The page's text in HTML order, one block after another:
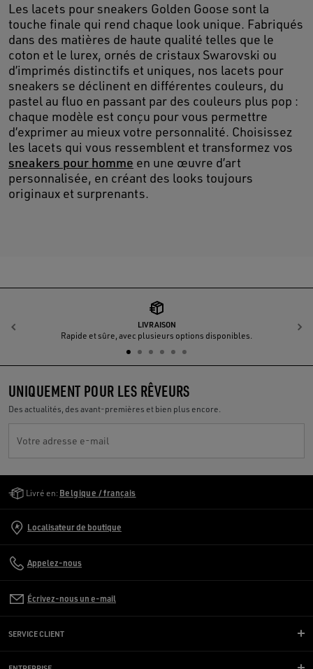
Les lacets pour sneakers Golden Goose sont la
touche finale qui rend chaque look unique. Fabriqués
dans des matières de haute qualité telles que le
coton et le lurex, ornés de cristaux Swarovski ou
d’imprimés distinctifs et uniques, nos lacets pour
sneakers se déclinent en différentes couleurs, du
pastel au fluo en passant par des couleurs plus pop :
chaque modèle est conçu pour vous permettre
d’exprimer au mieux votre personnalité. Choisissez
les lacets qui vous ressemblent et transformez vos
sneakers pour homme en une œuvre d’art
personnalisée, en créant des looks toujours
originaux et surprenants.
LIVRAISON
Rapide et sûre, avec plusieurs options disponibles.
Précédent
UNIQUEMENT POUR LES RÊVEURS
Des actualités, des avant-premières et bien plus encore.
Votre adresse e-mail
Livré en: Belgique / français
Localisateur de boutique
Appelez-nous
Écrivez-nous un e-mail
SERVICE CLIENT